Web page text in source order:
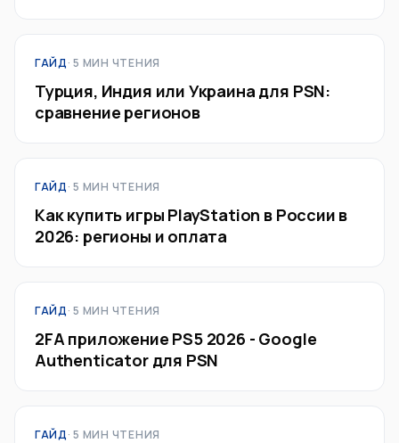
ГАЙД· 5 МИН ЧТЕНИЯ
Турция, Индия или Украина для PSN:
сравнение регионов
ГАЙД· 5 МИН ЧТЕНИЯ
Как купить игры PlayStation в России в
2026: регионы и оплата
ГАЙД· 5 МИН ЧТЕНИЯ
2FA приложение PS5 2026 - Google
Authenticator для PSN
ГАЙД· 5 МИН ЧТЕНИЯ